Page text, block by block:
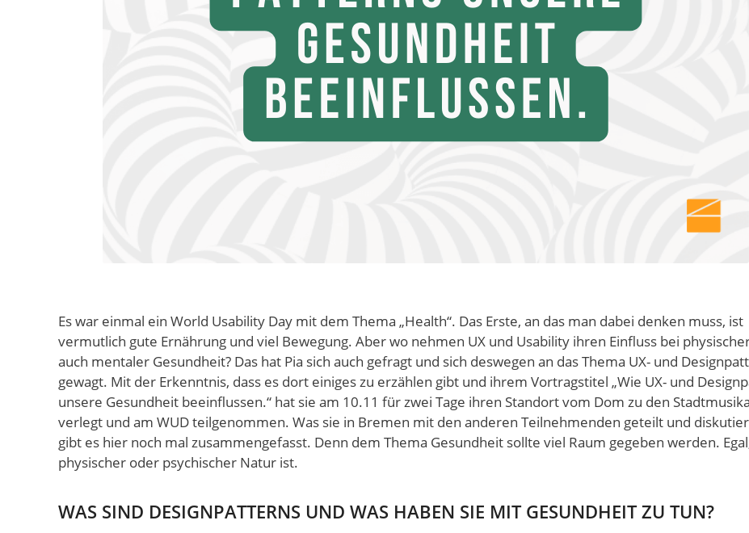
Es war einmal ein World Usability Day mit dem Thema „Health“. Das Erste, an das man dabei denken muss, ist
vermutlich gute Ernährung und viel Bewegung. Aber wo nehmen UX und Usability ihren Einfluss bei
auch mentaler Gesundheit? Das hat Pia sich auch gefragt und sich deswegen an das Thema UX- und
gewagt. Mit der Erkenntnis, dass es dort einiges zu erzählen gibt und ihrem Vortragstitel „Wie UX- und
unsere Gesundheit beeinflussen.“ hat sie am 10.11 für zwei Tage ihren Standort vom Dom zu den
verlegt und am WUD teilgenommen. Was sie in Bremen mit den anderen Teilnehmenden geteilt und
gibt es hier noch mal zusammengefasst. Denn dem Thema Gesundheit sollte viel Raum gegeben werden.
physischer oder psychischer Natur ist.
WAS SIND DESIGNPATTERNS UND WAS HABEN SIE MIT GESUNDHEIT ZU TUN?